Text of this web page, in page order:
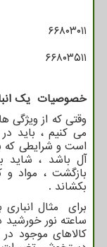
۶۶۸۰۳۰۱۱
۶۶۸۰۳۵۱۱
خصوصیات یک
وقتی که از ویژگی
می کنیم ، باید
است و شرایطی که
آل باشد ، شاید
بازگشت ، مواد و
بکشاند .
برای مثال
ساعته نور
کالاهای موجود